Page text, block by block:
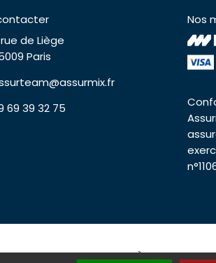
de Liège
Paris
69 39 32 75
Nos
Mentions légales À propos des